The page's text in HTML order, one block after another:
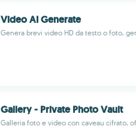
Video AI Generate
Genera brevi video HD da testo o foto,
Gallery - Private Photo Vault
Galleria foto e video con caveau cifrato,